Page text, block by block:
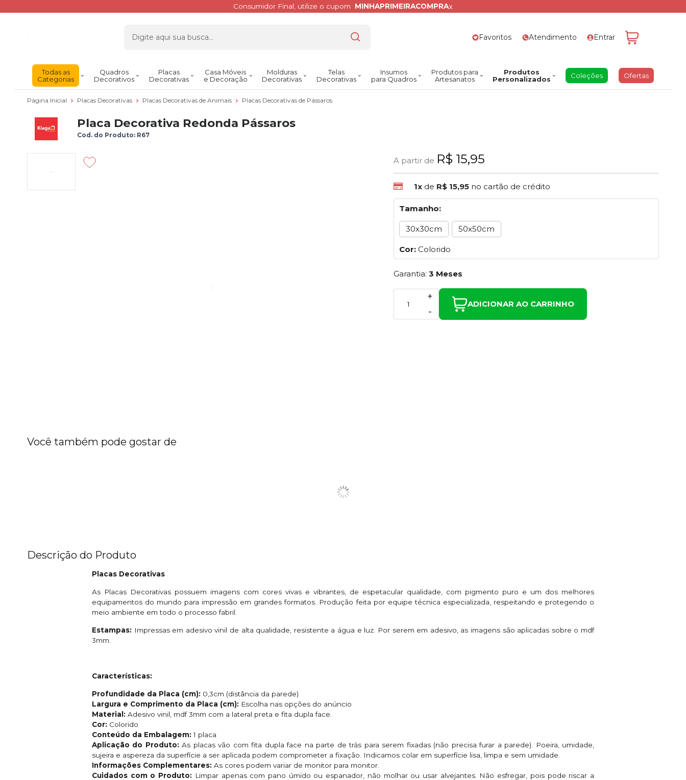
Consumidor Final, utilize o cupom MINHAPRIMEIRACOMPRAx
Favoritos Atendimento Entrar
Todas as
Categorias
Quadros
Decorativos
Placas
Decorativas
Casa Móveis
e Decoração
Molduras
Decorativas
Telas
Decorativas
Insumos
para Quadros
Produtos para
Artesanatos
Produtos
Personalizados
Coleções Ofertas
Página Inicial Placas Decorativas Placas Decorativas de Animais Placas Decorativas de Pássaros
Placa Decorativa Redonda Pássaros
Cod. do Produto: R67
A partir de R$ 15,95
1x de R$ 15,95 no cartão de crédito
Tamanho:
30x30cm 50x50cm
Cor: Colorido
Garantia:3 Meses
-
+
ADICIONAR AO CARRINHO
Você também pode gostar de
Descrição do Produto
Placas Decorativas
As Placas Decorativas possuem imagens com cores vivas e vibrantes, de espetacular qualidade, com pigmento puro e um dos melhores
equipamentos do mundo para impressão em grandes formatos. Produção feita por equipe técnica especializada, respeitando e protegendo o
meio ambiente em todo o processo fabril.
Estampas: Impressas em adesivo vinil de alta qualidade, resistente a água e luz. Por serem em adesivo, as imagens são aplicadas sobre o mdf
3mm.
Características:
Profundidade da Placa (cm): 0,3cm (distância da parede)
Largura e Comprimento da Placa (cm): Escolha nas opções do anúncio
Material: Adesivo vinil, mdf 3mm com a lateral preta e fita dupla face.
Cor: Colorido
Conteúdo da Embalagem: 1 placa
Aplicação do Produto:As placas vão com fita dupla face na parte de trás para serem fixadas (não precisa furar a parede). Poeira, umidade,
sujeira e aspereza da superfície a ser aplicada podem comprometer a fixação. Indicamos colar em superfície lisa, limpa e sem umidade.
Informações Complementares: As cores podem variar de monitor para monitor.
Cuidados com o Produto: Limpar apenas com pano úmido ou espanador, não molhar ou usar alvejantes. Não esfregar, pois pode riscar a